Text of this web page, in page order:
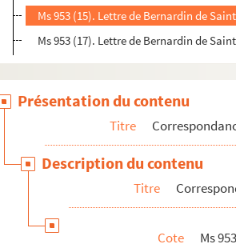
Ms 953 (15). Lettre de Bernardin de
Ms 953 (17). Lettre de Bernardin de
Présentation du contenu
Titre
Description du contenu
Titre
Cote
Ms